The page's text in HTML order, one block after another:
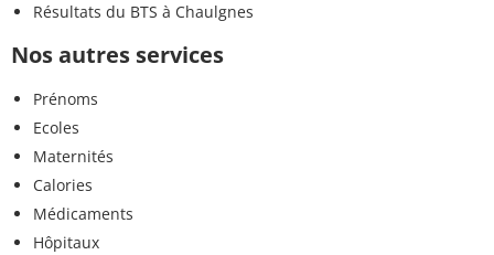
Résultats du BTS à Chaulgnes
Nos autres services
Prénoms
Ecoles
Maternités
Calories
Médicaments
Hôpitaux